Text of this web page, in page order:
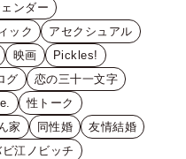
ンダー
ック
アセクシュアル
映画
Pickles!
グ
恋の三十一文字
性トーク
家 同性婚
友情結婚
江ノビッチ